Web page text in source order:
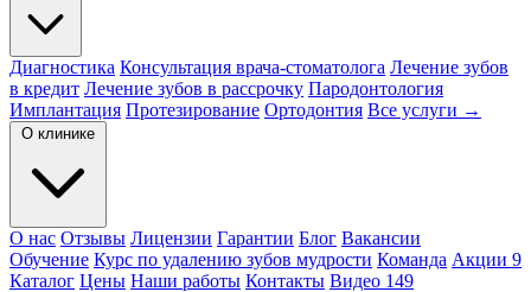
Диагностика Консультация врача-стоматолога Лечение зубов
в кредит Лечение зубов в рассрочку Пародонтология
Имплантация Протезирование Ортодонтия Все услуги →
О клинике
О нас Отзывы Лицензии Гарантии Блог Вакансии
Обучение Курс по удалению зубов мудрости Команда Акции 9
Каталог Цены Наши работы Контакты Видео 149